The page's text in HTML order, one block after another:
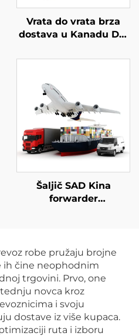
Vrata do vrata brza
dostava u Kanadu Dhl
Fba šaljič prevoz iz
Šaljič SAD Kina
forwarder
robe pružaju brojne
ih čine neophodnim
trgovini. Prvo, one
novca kroz
i svoju
dostave iz više kupaca.
ruta i izboru